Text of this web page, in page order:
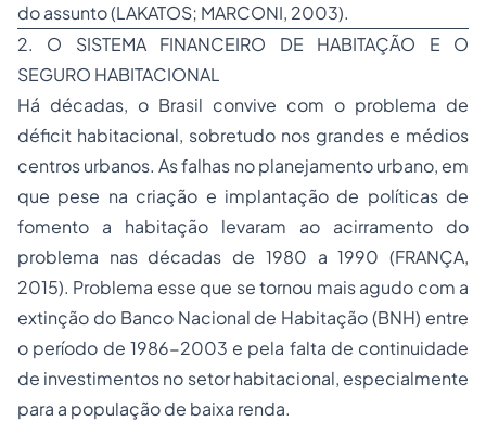
do assunto (LAKATOS; MARCONI, 2003).
2. O SISTEMA FINANCEIRO DE HABITAÇÃO E O
SEGURO HABITACIONAL
Há décadas, o Brasil convive com o problema de
déficit habitacional, sobretudo nos grandes e médios
centros urbanos. As falhas no planejamento urbano, em
que pese na criação e implantação de políticas de
fomento a habitação levaram ao acirramento do
problema nas décadas de 1980 a 1990 (FRANÇA,
2015). Problema esse que se tornou mais agudo com a
extinção do Banco Nacional de Habitação (BNH) entre
o período de 1986-2003 e pela falta de continuidade
de investimentos no setor habitacional, especialmente
para a população de baixa renda.